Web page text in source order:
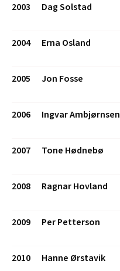
2003
Dag Solstad
2004 Erna Osland
2005 Jon Fosse
2006 Ingvar Ambjørnsen
2007 Tone Hødnebø
2008 Ragnar Hovland
2009 Per Petterson
2010 Hanne Ørstavik